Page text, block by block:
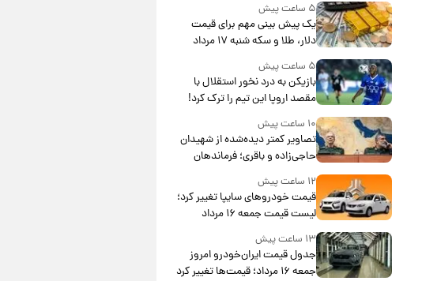
۵ ساعت پیش
یک پیش ‌بینی مهم برای قیمت
دلار، طلا و سکه شنبه ۱۷ مرداد
۱۴۰۵
۵ ساعت پیش
بازیکن به درد نخور استقلال با
مقصد اروپا این تیم را ترک کرد!
۱۰ ساعت پیش
تصاویر کمتر دیده‌شده از شهیدان
حاجی‌زاده و باقری؛ فرماندهان
شهید هوافضای ایران
۱۲ ساعت پیش
قیمت خودروهای سایپا تغییر کرد؛
لیست قیمت جمعه ۱۶ مرداد
منتشر شد
۱۳ ساعت پیش
جدول قیمت ایران‌خودرو امروز
جمعه ۱۶ مرداد؛ قیمت‌ها تغییر کرد